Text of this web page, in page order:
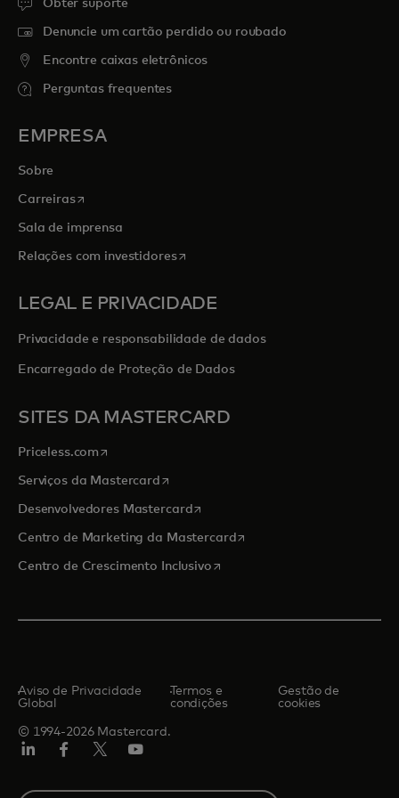
Obter suporte
Denuncie um cartão perdido ou roubado
Encontre caixas eletrônicos
Perguntas frequentes
EMPRESA
Sobre
Carreirasabre em uma nova guia
Sala de imprensa
Relações com investidoresabre em uma nova guia
LEGAL E PRIVACIDADE
Privacidade e responsabilidade de dados
Encarregado de Proteção de Dados
SITES DA MASTERCARD
Priceless.com abre em uma nova guia
Serviços da Mastercardabre em uma nova guia
Desenvolvedores Mastercardabre em uma nova guia
Centro de Marketing da Mastercardabre em uma nova guia
Centro de Crescimento Inclusivoabre em uma nova guia
© 1994-2026 Mastercard.
Aviso de Privacidade
Global
Termos e
condições
Gestão de
cookies